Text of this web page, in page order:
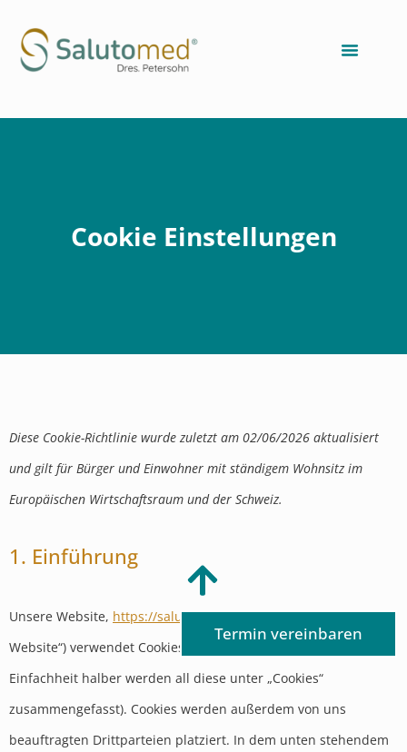
Termin vereinbaren
Cookie Einstellungen
Diese Cookie-Richtlinie wurde zuletzt am 02/06/2026 aktualisiert
und gilt für Bürger und Einwohner mit ständigem Wohnsitz im
Europäischen Wirtschaftsraum und der Schweiz.
1. Einführung
Unsere Website, https://salutomed.de(im folgenden: „Die
Website“) verwendet Cookies und ähnliche Technologien (der
Einfachheit halber werden all diese unter „Cookies“
zusammengefasst). Cookies werden außerdem von uns
beauftragten Drittparteien platziert. In dem unten stehendem